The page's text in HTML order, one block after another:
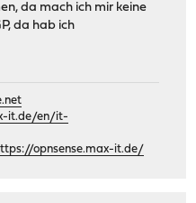
da mach ich mir keine
da hab ich
it.de/en/it-
opnsense.max-it.de/